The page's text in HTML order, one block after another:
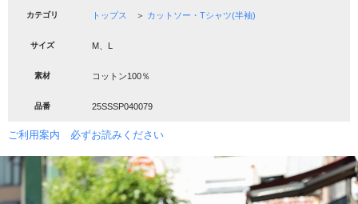
カテゴリ トップス ＞ カットソー・Tシャツ(半袖)
サイズ M、L
素材 コットン100％
品番 25SSSP040079
ご利用案内 必ずお読みください